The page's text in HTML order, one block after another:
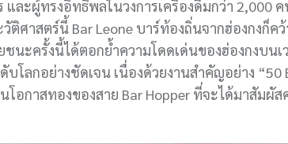
ละผู้ทรงอิทธิพลในวงการเครื่องดื่มกว่า 2,000
ศาสตร์นี้ Bar Leone บาร์ท้องถิ่นจากฮ่องกงก็ค
ชนะครั้งนี้ได้ตอกย้ำความโดดเด่นของฮ่องกงบน
โลกอย่างชัดเจน เนื่องด้วยงานสำคัญอย่าง “50
อกาสทองของสาย Bar Hopper ที่จะได้มาสัมผั